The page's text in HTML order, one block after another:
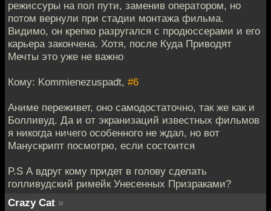
режиссуры на пол пути, заменив оператором, но
потом вернули при стадии монтажа фильма.
Видимо, он крепко разругался с продюссерами и его
карьера закончена. Хотя, после Куда Приводят
Мечты это уже не важно
Кому: Kommienezuspadt, #6
Аниме переживет, оно самодостаточно, так же как и
Болливуд. Да и от экранизаций известных фильмов
я никогда ничего особенного не ждал, но вот
Манускрипт посмотрю, если состоится
P.S А вдруг кому придет в голову сделать
голливудский римейк Унесенных Призраками?
Crazy Cat »